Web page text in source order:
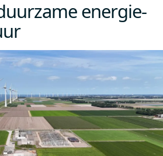
energie-